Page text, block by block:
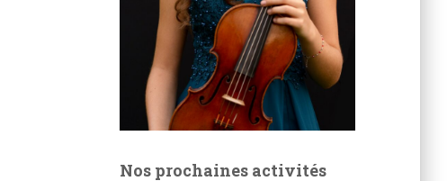
Nos prochaines activités